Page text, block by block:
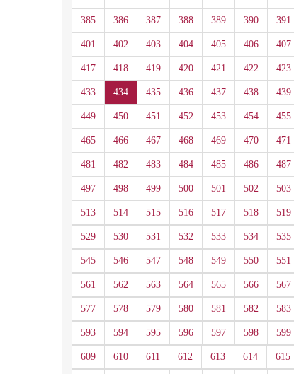
385 386 387 388 389 390 391
401 402 403 404 405 406 407
417 418 419 420 421 422 423
433 434 435 436 437 438 439
449 450 451 452 453 454 455
465 466 467 468 469 470 471
481 482 483 484 485 486 487
497 498 499 500 501 502 503
513 514 515 516 517 518 519
529 530 531 532 533 534 535
545 546 547 548 549 550 551
561 562 563 564 565 566 567
577 578 579 580 581 582 583
593 594 595 596 597 598 599
609 610 611 612 613 614 615